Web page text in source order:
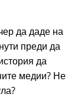
да даде на
преди да
да
медии? Не